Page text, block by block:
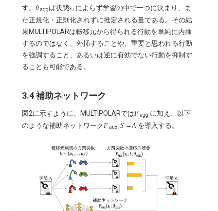
す。 θaggは状態stによらず学習の中で一つに決まり、ま
た正規化・正則化されずに推定される量である。その結
果MULTIPOLARは転移元から得られる行動を単純に内挿
するのではなく、外挿することや、重要と思われる行動
を強調すること、あるいは逆に有効でない行動を抑制す
ることも可能である。
3.4 補助ネットワーク
図2に示すように、MULTIPOLARではFagg に加え、以下
のような補助ネットワーク Faux: S → A を導入する。